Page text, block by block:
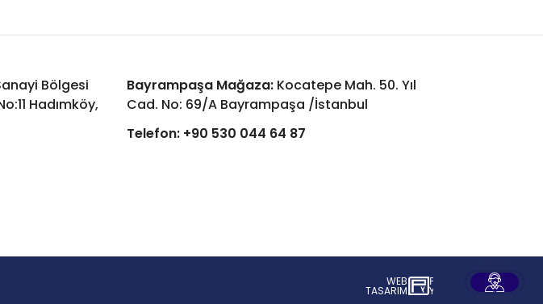
Bölgesi
Hadımköy,
Bayrampaşa Mağaza:Kocatepe Mah. 50. Yıl
Cad. No: 69/A Bayrampaşa /İstanbul
Telefon:+90 530 044 64 87
WEB
TASARIM
İSTANBUL WEB TASARIM AJANSI -